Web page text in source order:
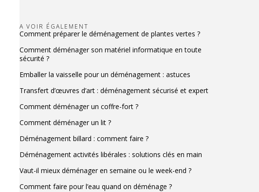
A VOIR ÉGALEMENT
Comment préparer le déménagement de plantes vertes ?
Comment déménager son matériel informatique en toute
sécurité ?
Emballer la vaisselle pour un déménagement : astuces
Transfert d’œuvres d’art : déménagement sécurisé et expert
Comment déménager un coffre-fort ?
Comment déménager un lit ?
Déménagement billard : comment faire ?
Déménagement activités libérales : solutions clés en main
Vaut-il mieux déménager en semaine ou le week-end ?
Comment faire pour l’eau quand on déménage ?